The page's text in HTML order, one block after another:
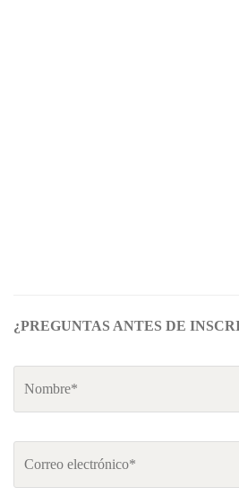
¿PREGUNTAS ANTES DE